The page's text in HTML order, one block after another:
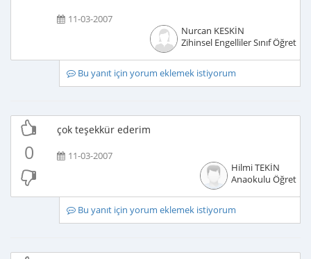
11-03-2007
Nurcan KESKİN
Zihinsel Engelliler Sınıf
Bu yanıt için yorum eklemek istiyorum
0
çok teşekkür ederim
11-03-2007
Hilmi TEKİN
Anaokulu
Bu yanıt için yorum eklemek istiyorum